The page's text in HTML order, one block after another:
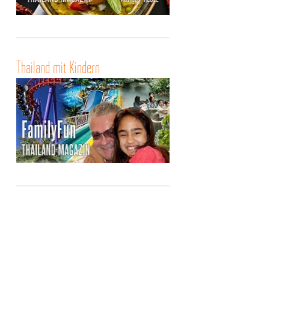
Thailand mit Kindern